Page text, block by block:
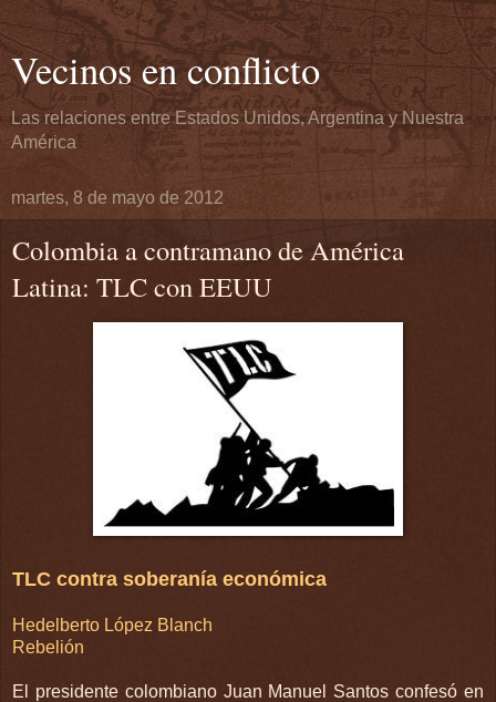
Vecinos en conflicto
Las relaciones entre Estados Unidos, Argentina y Nuestra
América
martes, 8 de mayo de 2012
Colombia a contramano de América
Latina: TLC con EEUU
TLC contra soberanía económica
Hedelberto López Blanch
Rebelión
El presidente colombiano Juan Manuel Santos confesó en